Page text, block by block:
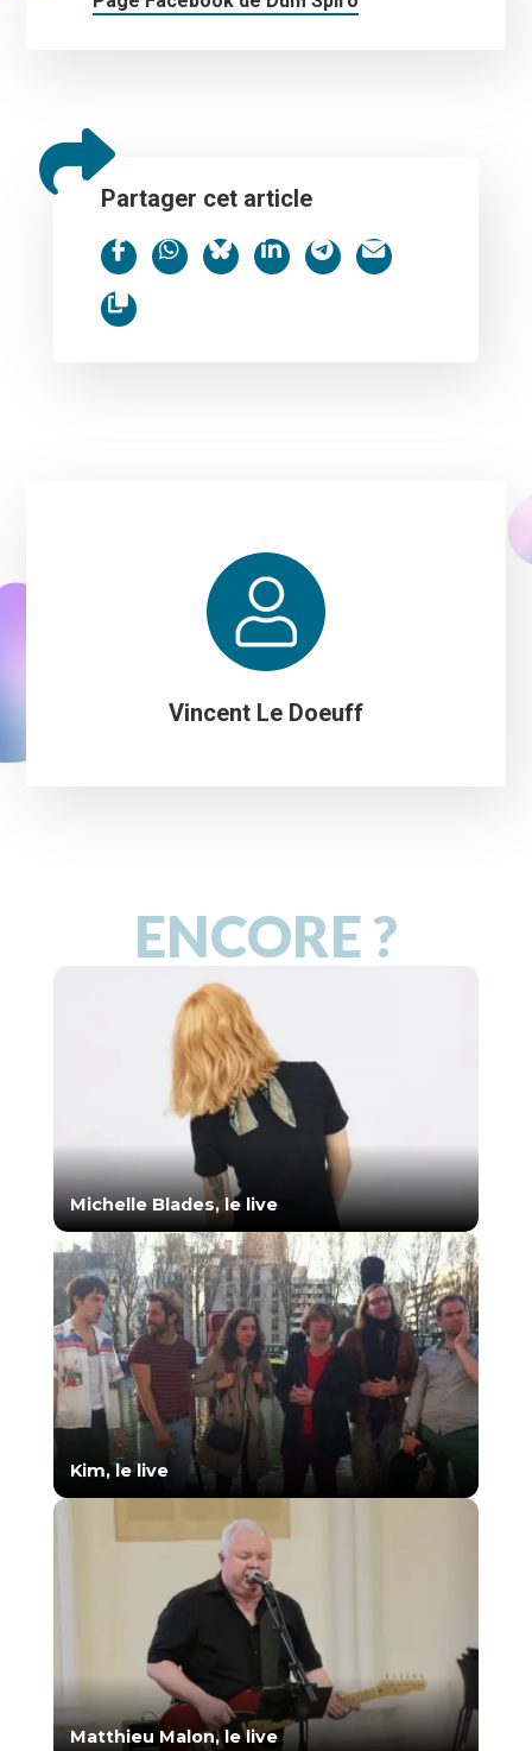
Partager cet article
Vincent Le Doeuff
ENCORE ?
Michelle Blades, le live
Kim, le live
Matthieu Malon, le live